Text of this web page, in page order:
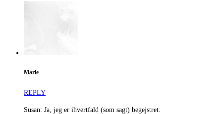
Marie
REPLY
Susan: Ja, jeg er ihvertfald (som sagt) begejstret.